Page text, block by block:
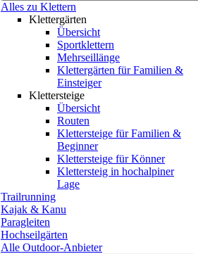
Alles zu Klettern
Klettergärten
Übersicht
Sportklettern
Mehrseillänge
Klettergärten für Familien &
Einsteiger
Klettersteige
Übersicht
Routen
Klettersteige für Familien &
Beginner
Klettersteige für Könner
Klettersteig in hochalpiner
Lage
Trailrunning
Kajak & Kanu
Paragleiten
Hochseilgärten
Alle Outdoor-Anbieter